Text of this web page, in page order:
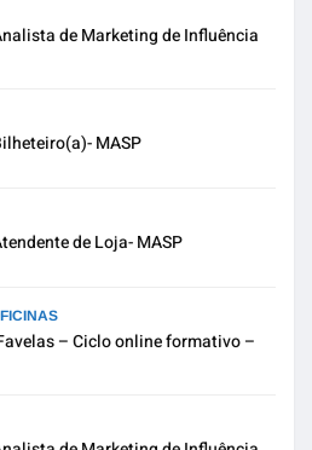
de Marketing de Influência
MASP
de Loja- MASP
– Ciclo online formativo –